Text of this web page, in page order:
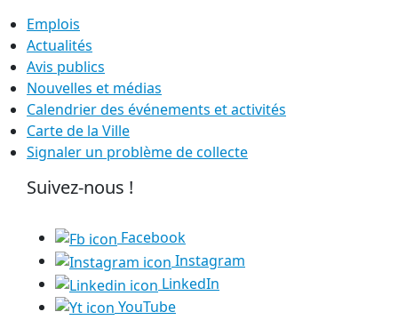
Emplois
Actualités
Avis publics
Nouvelles et médias
Calendrier des événements et activités
Carte de la Ville
Signaler un problème de collecte
Suivez-nous !
Facebook
Instagram
LinkedIn
YouTube